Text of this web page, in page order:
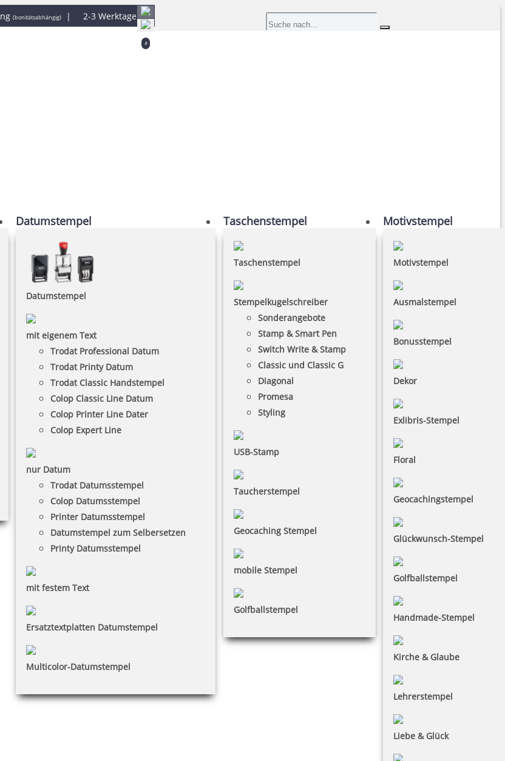
(bonitätsabhängig) | 2-3 Werktage
0
Datumstempel
Datumstempel
mit eigenem Text
Trodat Professional Datum
Trodat Printy Datum
Trodat Classic Handstempel
Colop Classic Line Datum
Colop Printer Line Dater
Colop Expert Line
nur Datum
Trodat Datumsstempel
Colop Datumsstempel
Printer Datumsstempel
Datumstempel zum Selbersetzen
Printy Datumsstempel
mit festem Text
Ersatztextplatten Datumstempel
Multicolor-Datumstempel
Taschenstempel
Taschenstempel
Stempelkugelschreiber
Sonderangebote
Stamp & Smart Pen
Switch Write & Stamp
Classic und Classic G
Diagonal
Promesa
Styling
USB-Stamp
Taucherstempel
Geocaching Stempel
mobile Stempel
Golfballstempel
Motivstempel
Motivstempel
Ausmalstempel
Bonusstempel
Dekor
Exlibris-Stempel
Floral
Geocachingstempel
Glückwunsch-Stempel
Golfballstempel
Handmade-Stempel
Kirche & Glaube
Lehrerstempel
Liebe & Glück